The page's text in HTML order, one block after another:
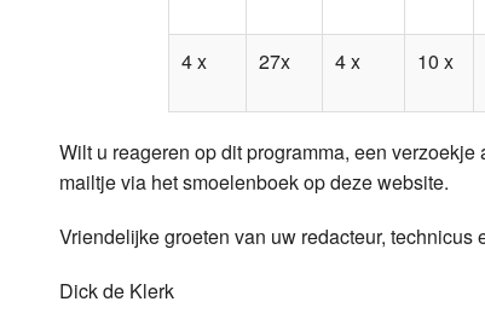
4 x 27x 4 x 10 x
Wilt u reageren op dit programma, een
mailtje via het smoelenboek op deze website.
Vriendelijke groeten van uw redacteur,
Dick de Klerk